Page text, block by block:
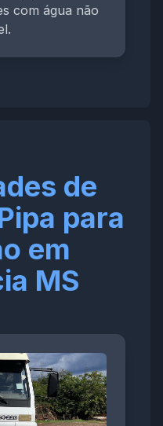
com água não
de
para
em
MS